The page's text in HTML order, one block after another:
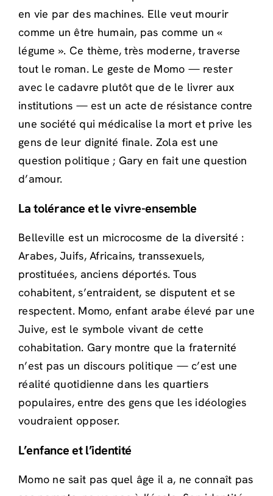
en vie par des machines. Elle veut mourir
comme un être humain, pas comme un «
légume ». Ce thème, très moderne, traverse
tout le roman. Le geste de Momo — rester
avec le cadavre plutôt que de le livrer aux
institutions — est un acte de résistance contre
une société qui médicalise la mort et prive les
gens de leur dignité finale. Zola est une
question politique ; Gary en fait une question
d’amour.
La tolérance et le vivre-ensemble
Belleville est un microcosme de la diversité :
Arabes, Juifs, Africains, transsexuels,
prostituées, anciens déportés. Tous
cohabitent, s’entraident, se disputent et se
respectent. Momo, enfant arabe élevé par une
Juive, est le symbole vivant de cette
cohabitation. Gary montre que la fraternité
n’est pas un discours politique — c’est une
réalité quotidienne dans les quartiers
populaires, entre des gens que les idéologies
voudraient opposer.
L’enfance et l’identité
Momo ne sait pas quel âge il a, ne connaît pas